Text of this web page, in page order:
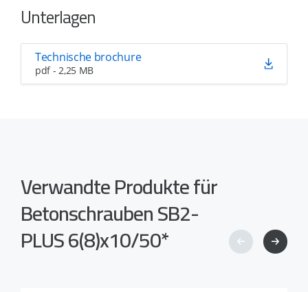
Unterlagen
Technische brochure
pdf - 2,25 MB
Verwandte Produkte für
Betonschrauben SB2-
PLUS 6(8)x10/50*